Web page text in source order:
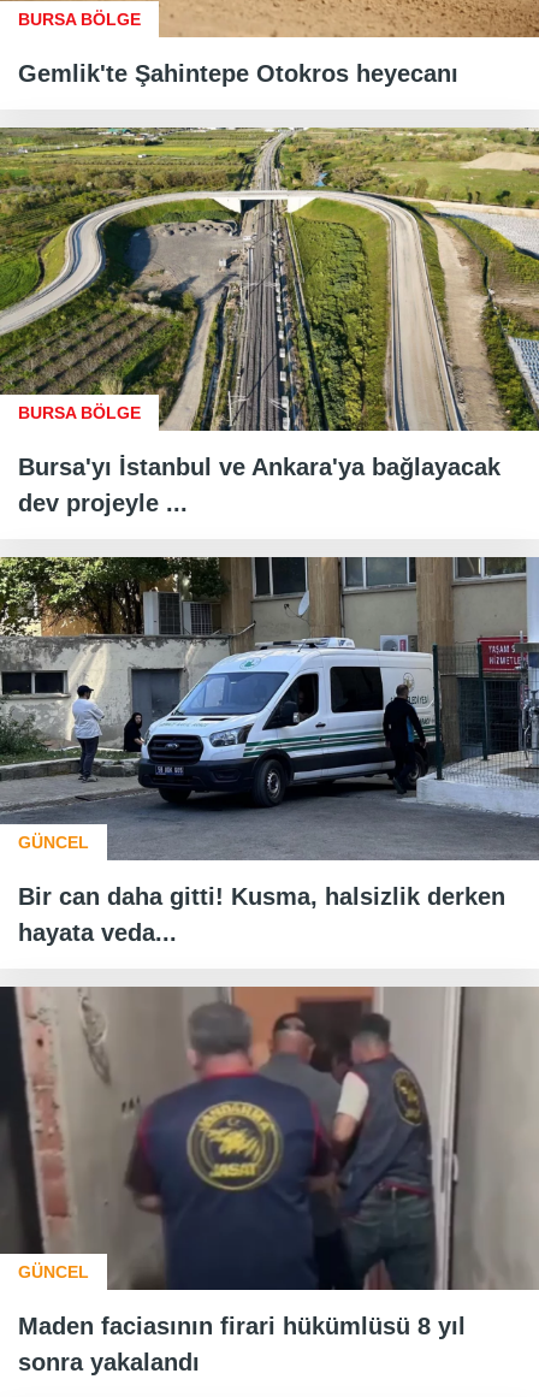
BURSA BÖLGE
Gemlik'te Şahintepe Otokros heyecanı
BURSA BÖLGE
Bursa'yı İstanbul ve Ankara'ya bağlayacak
dev projeyle ...
GÜNCEL
Bir can daha gitti! Kusma, halsizlik derken
hayata veda...
GÜNCEL
Maden faciasının firari hükümlüsü 8 yıl
sonra yakalandı